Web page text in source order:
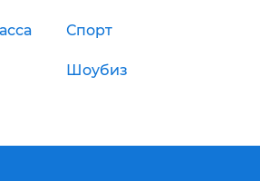
Спорт
Шоубиз